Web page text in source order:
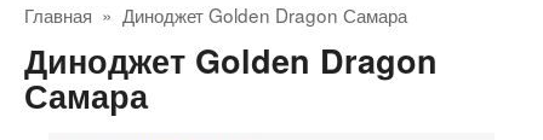
Главная » Диноджет Golden Dragon Самара
Диноджет Golden Dragon
Самара